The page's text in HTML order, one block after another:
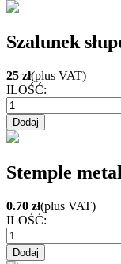
Szalunek
25 zł(plus VAT)
ILOŚĆ:
Stemple
0.70 zł(plus VAT)
ILOŚĆ: